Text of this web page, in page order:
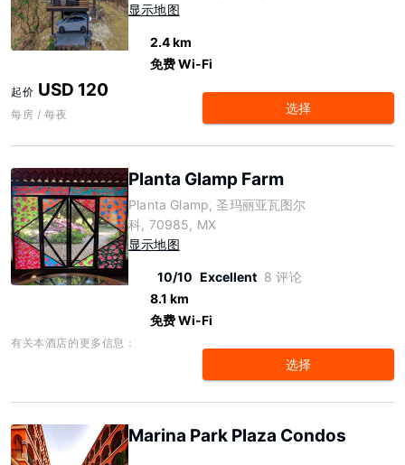
显示地图
2.4 km
免费 Wi-Fi
起价 USD 120
每房 / 每夜 选择
Planta Glamp Farm
Planta Glamp, 圣玛丽亚瓦图尔
科, 70985, MX
显示地图
10/10 Excellent 8 评论
8.1 km
免费 Wi-Fi
有关本酒店的更多信息：
选择
Marina Park Plaza Condos